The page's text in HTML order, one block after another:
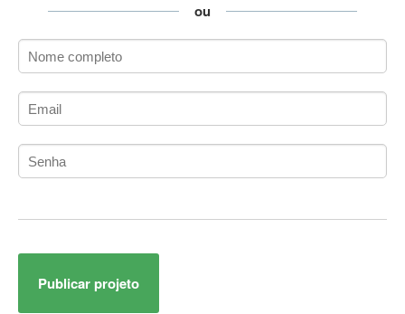
Adianti Framework
ADK
Administração
Administração de Artistas e Repertórios
Administração de Redes
Administração PostgreSQL
ADO.NET Entity Framework
ou
Publicar projeto